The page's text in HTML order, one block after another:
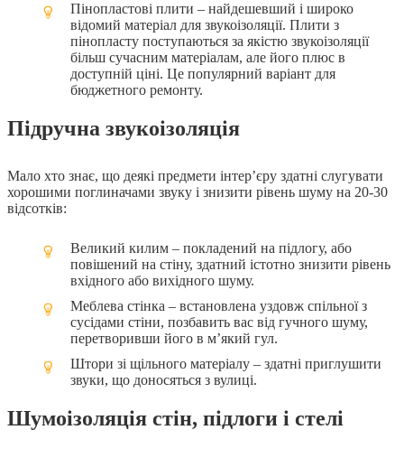
Пінопластові плити – найдешевший і широко
відомий матеріал для звукоізоляції. Плити з
пінопласту поступаються за якістю звукоізоляції
більш сучасним матеріалам, але його плюс в
доступній ціні. Це популярний варіант для
бюджетного ремонту.
Підручна звукоізоляція
Мало хто знає, що деякі предмети інтер’єру здатні слугувати
хорошими поглиначами звуку і знизити рівень шуму на 20-30
відсотків:
Великий килим – покладений на підлогу, або
повішений на стіну, здатний істотно знизити рівень
вхідного або вихідного шуму.
Меблева стінка – встановлена уздовж спільної з
сусідами стіни, позбавить вас від гучного шуму,
перетворивши його в м’який гул.
Штори зі щільного матеріалу – здатні приглушити
звуки, що доносяться з вулиці.
Шумоізоляція стін, підлоги і стелі